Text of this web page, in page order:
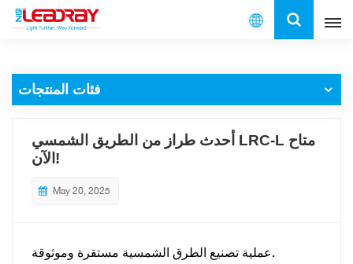
العربية
français
فئات المنتجات
أحدث طراز من الطريق الشمسي LRC-L متاح
الآن!
May 20, 2025
عملية تصنيع الطرق الشمسية مستقرة وموثوقة.